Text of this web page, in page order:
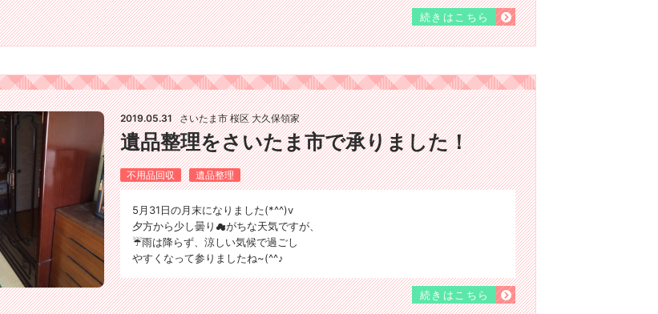
続きはこちら
2019.05.31 さいたま市 桜区 大久保領家
遺品整理をさいたま市で承りました！
不用品回収 遺品整理
5月31日の月末になりました(*^^)v
夕方から少し曇り☁がちな天気ですが、
☔雨は降らず、涼しい気候で過ごし
やすくなって参りましたね~(^^♪
続きはこちら